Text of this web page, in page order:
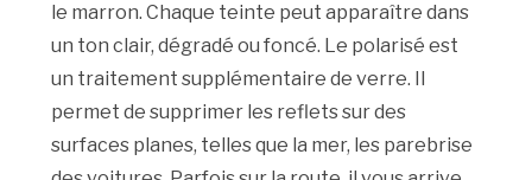
le marron. Chaque teinte peut apparaître dans
un ton clair, dégradé ou foncé. Le polarisé est
un traitement supplémentaire de verre. Il
permet de supprimer les reflets sur des
surfaces planes, telles que la mer, les parebrise